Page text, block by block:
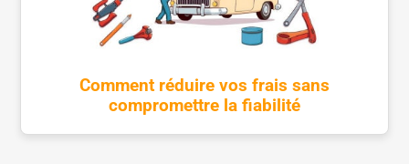
Comment réduire vos frais sans
compromettre la fiabilité